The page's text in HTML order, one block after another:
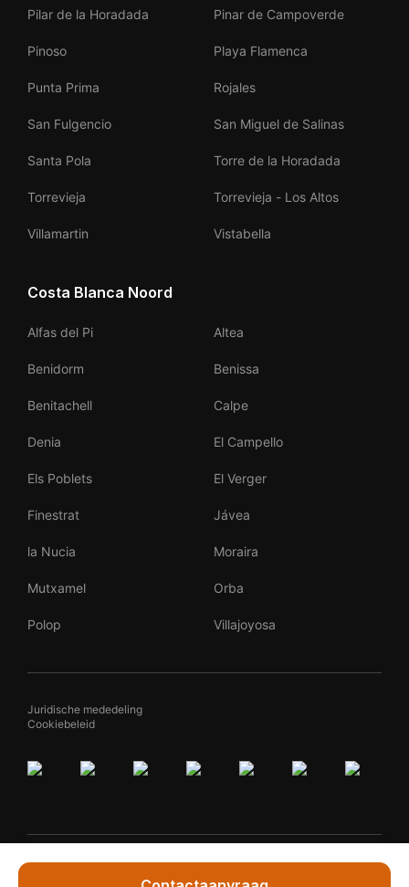
Pilar de la Horadada Pinar de Campoverde
Pinoso Playa Flamenca
Punta Prima Rojales
San Fulgencio San Miguel de Salinas
Santa Pola Torre de la Horadada
Torrevieja Torrevieja - Los Altos
Villamartin Vistabella
Costa Blanca Noord
Alfas del Pi Altea
Benidorm Benissa
Benitachell Calpe
Denia El Campello
Els Poblets El Verger
Finestrat Jávea
la Nucia Moraira
Mutxamel Orba
Polop Villajoyosa
Juridische mededeling
Cookiebeleid
ByTeqqed